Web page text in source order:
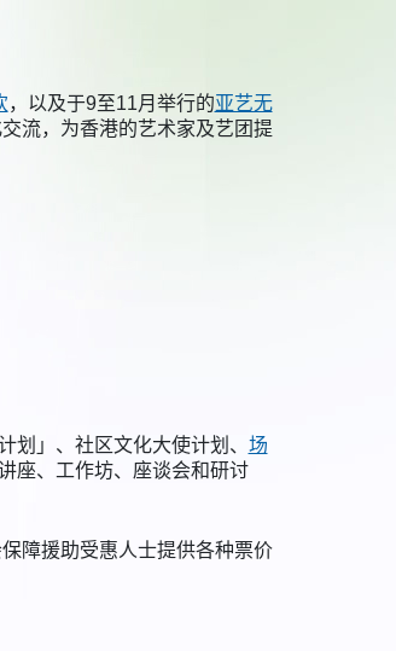
，以及于9至11月举行的亚艺无
流，为香港的艺术家及艺团提
划」、社区文化大使计划、 场
座、工作坊、座谈会和研讨
障援助受惠人士提供各种票价